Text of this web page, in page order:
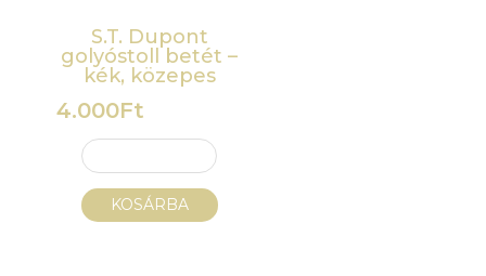
S.T. Dupont
golyóstoll betét –
kék, közepes
4.000Ft
KOSÁRBA